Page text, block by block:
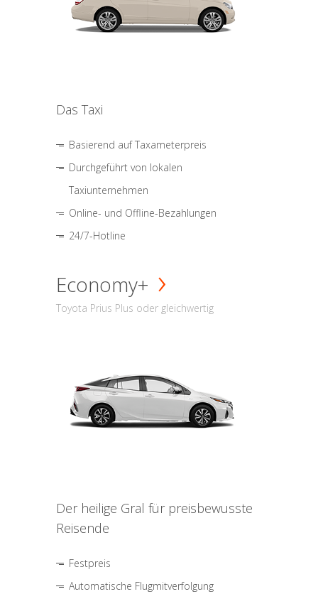
Das Taxi
Basierend auf Taxameterpreis
Durchgeführt von lokalen
Taxiunternehmen
Online- und Offline-Bezahlungen
24/7-Hotline
Economy+
Toyota Prius Plus oder gleichwertig
Der heilige Gral für preisbewusste
Reisende
Festpreis
Automatische Flugmitverfolgung